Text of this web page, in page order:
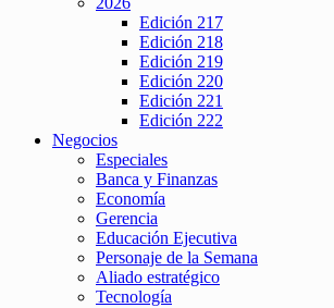
Edición 217
Edición 218
Edición 219
Edición 220
Edición 221
Edición 222
Negocios
Especiales
Banca y Finanzas
Economía
Gerencia
Educación Ejecutiva
Personaje de la Semana
Aliado estratégico
Tecnología